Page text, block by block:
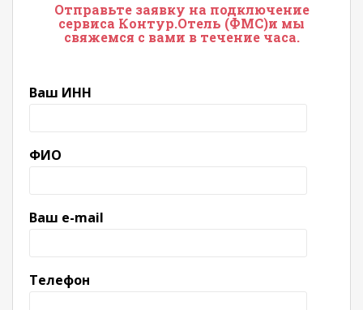
Отправьте заявку на подключение
сервиса Контур.Отель (ФМС)и мы
свяжемся с вами в течение часа.
Ваш ИНН
ФИО
Ваш e-mail
Телефон